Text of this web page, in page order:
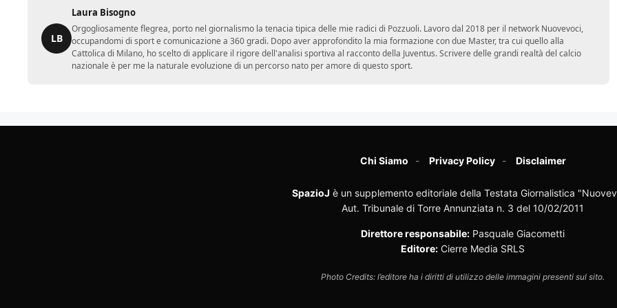
LB
Laura Bisogno
Orgogliosamente flegrea, porto nel giornalismo la tenacia tipica delle mie radici di Pozzuoli. Lavoro dal 2018 per il network Nuovevoci,
occupandomi di sport e comunicazione a 360 gradi. Dopo aver approfondito la mia formazione con due Master, tra cui quello alla
Cattolica di Milano, ho scelto di applicare il rigore dell'analisi sportiva al racconto della Juventus. Scrivere delle grandi realtà del calcio
nazionale è per me la naturale evoluzione di un percorso nato per amore di questo sport.
Chi Siamo Privacy Policy Disclaimer
SpazioJ è un supplemento editoriale della Testata Giornalistica
Aut. Tribunale di Torre Annunziata n. 3 del 10/02/2011
Direttore responsabile: Pasquale Giacometti
Editore: Cierre Media SRLS
Photo Credits: l’editore ha i diritti di utilizzo delle immagini presenti sul sito.